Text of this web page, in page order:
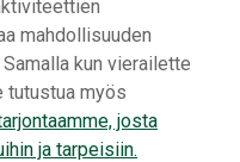
mahdollisuuden
kun vierailette
tutustua myös
josta
ja tarpeisiin.